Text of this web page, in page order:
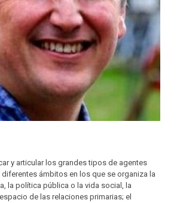
y articular los grandes tipos de agentes
ámbitos en los que se organiza la
la política pública o la vida social, la
de las relaciones primarias; el